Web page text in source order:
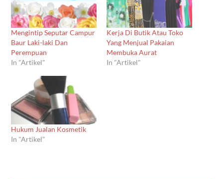
Mengintip Seputar Campur
Baur Laki-laki Dan
Perempuan
In "Artikel"
Kerja Di Butik Atau Toko
Yang Menjual Pakaian
Membuka Aurat
In "Artikel"
Hukum Jualan Kosmetik
In "Artikel"